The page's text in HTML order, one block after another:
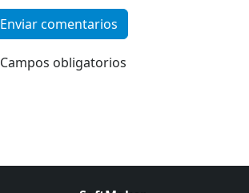
Enviar comentarios
Campos obligatorios